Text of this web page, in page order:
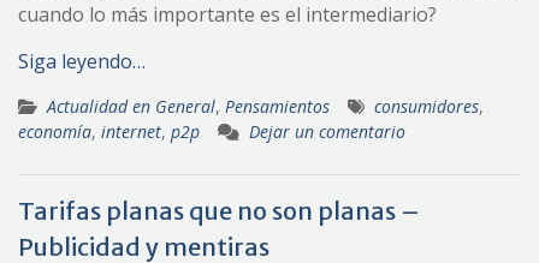
cuando lo más importante es el intermediario?
Siga leyendo…
Actualidad en General, Pensamientos consumidores,
economía, internet, p2p Dejar un comentario
Tarifas planas que no son planas –
Publicidad y mentiras